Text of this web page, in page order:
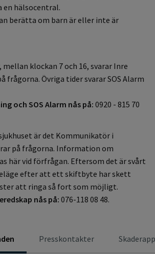
en hälsocentral.
berätta om barn är eller inte är
mellan klockan 7 och 16, svarar Inre
frågorna. Övriga tider svarar SOS Alarm
och SOS Alarm nås på: 0920 - 815 70
är det Kommunikatör i
på frågorna. Information om
här vid förfrågan. Eftersom det är svårt
efter att ett skiftbyte har skett
att ringa så fort som möjligt.
nås på: 076-118 08 48.
Presskontakter